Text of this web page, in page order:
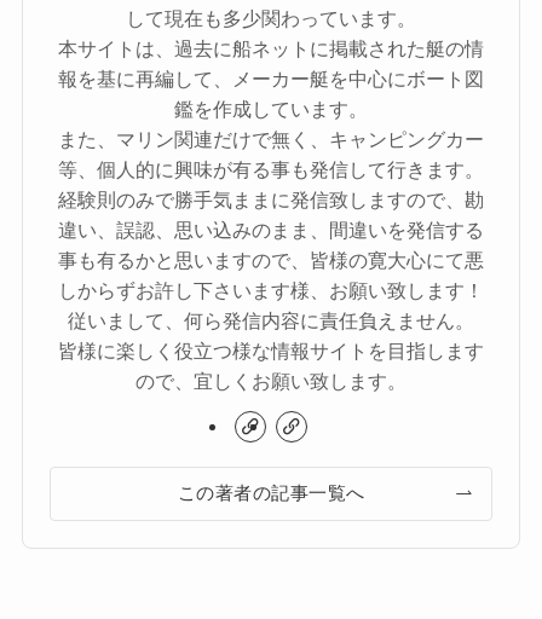
して現在も多少関わっています。
本サイトは、過去に船ネットに掲載された艇の情
報を基に再編して、メーカー艇を中心にボート図
鑑を作成しています。
また、マリン関連だけで無く、キャンピングカー
等、個人的に興味が有る事も発信して行きます。
経験則のみで勝手気ままに発信致しますので、勘
違い、誤認、思い込みのまま、間違いを発信する
事も有るかと思いますので、皆様の寛大心にて悪
しからずお許し下さいます様、お願い致します！
従いまして、何ら発信内容に責任負えません。
皆様に楽しく役立つ様な情報サイトを目指します
ので、宜しくお願い致します。
この著者の記事一覧へ